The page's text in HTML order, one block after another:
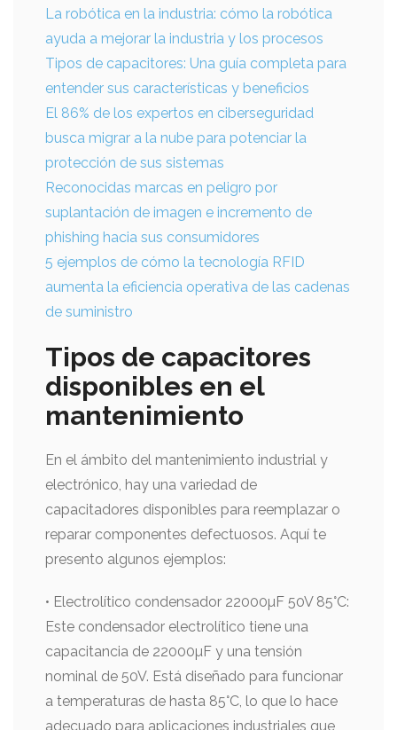
La robótica en la industria: cómo la robótica
ayuda a mejorar la industria y los procesos
Tipos de capacitores: Una guía completa para
entender sus características y beneficios
El 86% de los expertos en ciberseguridad
busca migrar a la nube para potenciar la
protección de sus sistemas
Reconocidas marcas en peligro por
suplantación de imagen e incremento de
phishing hacia sus consumidores
5 ejemplos de cómo la tecnología RFID
aumenta la eficiencia operativa de las cadenas
de suministro
Tipos de capacitores
disponibles en el
mantenimiento
En el ámbito del mantenimiento industrial y
electrónico, hay una variedad de
capacitadores disponibles para reemplazar o
reparar componentes defectuosos. Aquí te
presento algunos ejemplos:
• Electrolítico condensador 22000µF 50V 85°C:
Este condensador electrolítico tiene una
capacitancia de 22000µF y una tensión
nominal de 50V. Está diseñado para funcionar
a temperaturas de hasta 85°C, lo que lo hace
adecuado para aplicaciones industriales que